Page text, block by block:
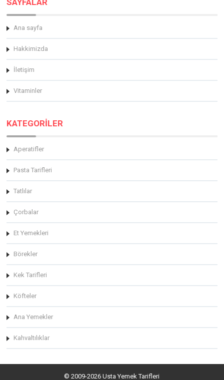
Ana sayfa
Hakkimizda
İletişim
Vitaminler
KATEGORİLER
Aperatifler
Pasta Tarifleri
Tatlılar
Çorbalar
Et Yemekleri
Börekler
Kek Tarifleri
Köfteler
Ana Yemekler
Kahvaltılıklar
© 2009-2026 Usta Yemek Tarifleri